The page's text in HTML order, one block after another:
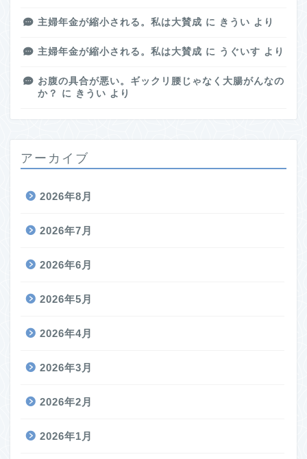
主婦年金が縮小される。私は大賛成 に きうい より
主婦年金が縮小される。私は大賛成 に うぐいす より
お腹の具合が悪い。ギックリ腰じゃなく大腸がんなの
か？
に きうい より
アーカイブ
2026年8月
2026年7月
2026年6月
2026年5月
2026年4月
2026年3月
2026年2月
2026年1月